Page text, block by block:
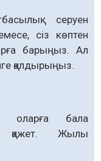
серуен
сіз көптен
барыңыз. Ал
қалдырыңыз.
оларға бала
қажет. Жылы